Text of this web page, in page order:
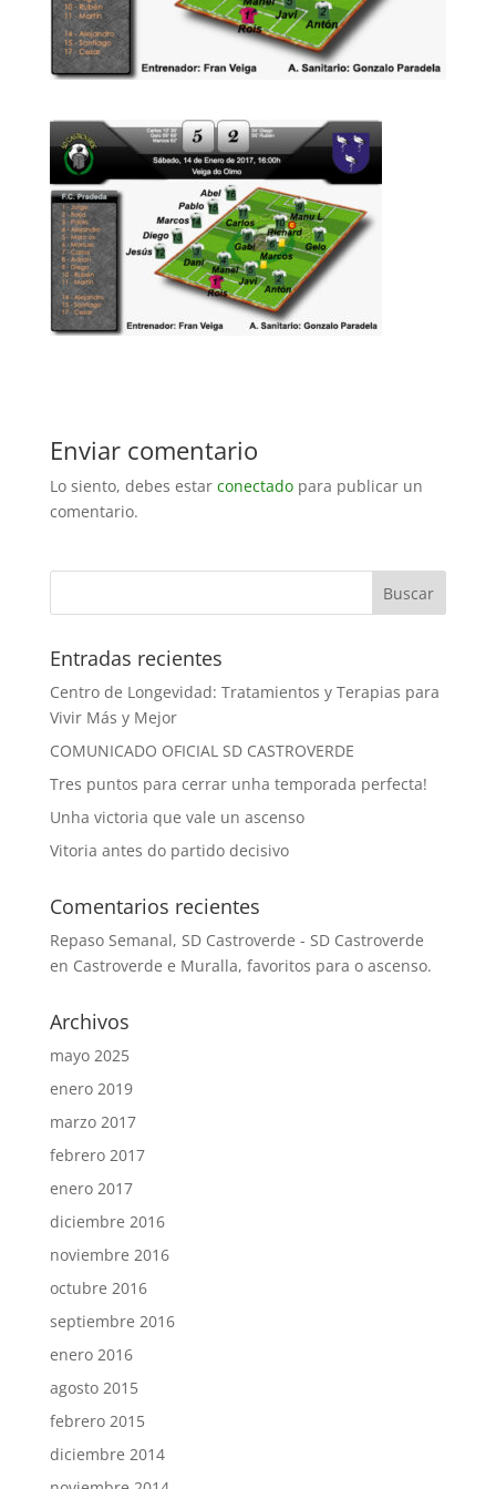
Enviar comentario
Lo siento, debes estar conectadopara publicar un
comentario.
Entradas recientes
Centro de Longevidad: Tratamientos y Terapias para
Vivir Más y Mejor
COMUNICADO OFICIAL SD CASTROVERDE
Tres puntos para cerrar unha temporada perfecta!
Unha victoria que vale un ascenso
Vitoria antes do partido decisivo
Comentarios recientes
Repaso Semanal, SD Castroverde - SD Castroverde
en Castroverde e Muralla, favoritos para o ascenso.
Archivos
mayo 2025
enero 2019
marzo 2017
febrero 2017
enero 2017
diciembre 2016
noviembre 2016
octubre 2016
septiembre 2016
enero 2016
agosto 2015
febrero 2015
diciembre 2014